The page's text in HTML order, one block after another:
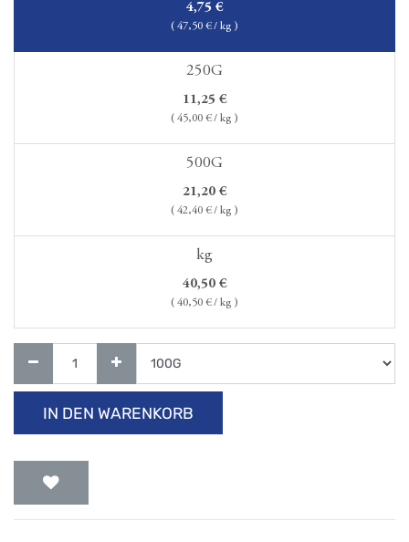
4,75 €
( 47,50 € / kg )
250G
11,25 €
( 45,00 € / kg )
500G
21,20 €
( 42,40 € / kg )
kg
40,50 €
( 40,50 € / kg )
IN DEN WARENKORB